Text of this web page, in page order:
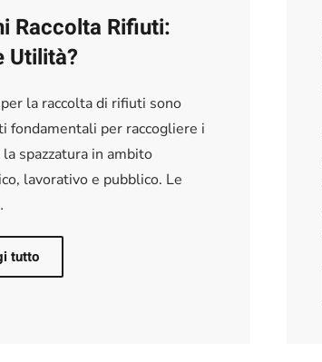
Raccolta Rifiuti:
Utilità?
la raccolta di rifiuti sono
fondamentali per raccogliere i
spazzatura in ambito
lavorativo e pubblico. Le
tutto